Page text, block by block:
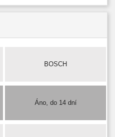
BOSCH
Áno, do 14 dní